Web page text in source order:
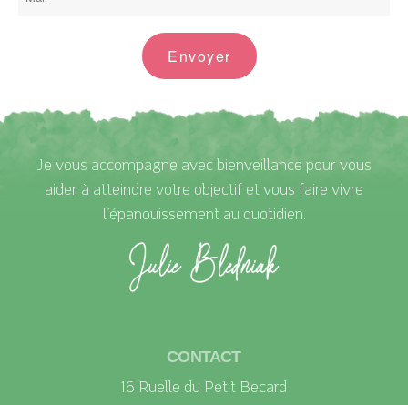
Envoyer
Je vous accompagne avec bienveillance pour vous
aider à atteindre votre objectif et vous faire vivre
l’épanouissement au quotidien.
CONTACT
16 Ruelle du Petit Becard